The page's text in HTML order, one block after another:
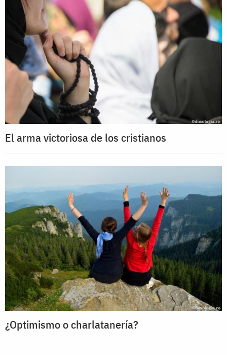
El arma victoriosa de los cristianos
¿Optimismo o charlatanería?